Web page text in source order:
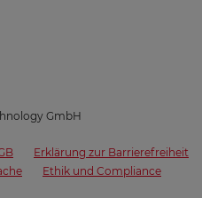
GmbH
Erklärung zur Barrierefreiheit
Ethik und Compliance